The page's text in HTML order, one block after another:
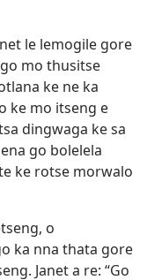
le lemogile gore
mo thusitse
ke ne ka
ke mo itseng e
dingwaga ke sa
go bolelela
ke rotse morwalo
o
ka nna thata gore
Janet a re: “Go